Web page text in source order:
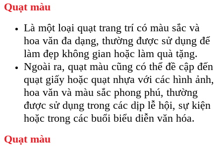
Quạt màu
Là một loại quạt trang trí có màu sắc và
hoa văn đa dạng, thường được sử dụng để
làm đẹp không gian hoặc làm quà tặng.
Ngoài ra, quạt màu cũng có thể đề cập đến
quạt giấy hoặc quạt nhựa với các hình ảnh,
hoa văn và màu sắc phong phú, thường
được sử dụng trong các dịp lễ hội, sự kiện
hoặc trong các buổi biểu diễn văn hóa.
Quạt màu